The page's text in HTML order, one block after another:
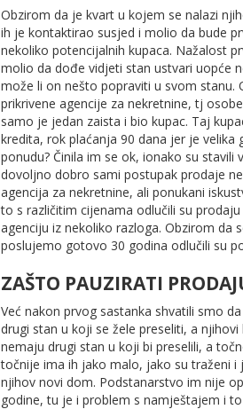
Obzirom da je kvart u kojem se nalazi
ih je kontaktirao susjed i molio da bude
nekoliko potencijalnih kupaca. Nažalost
molio da dođe vidjeti stan ustvari uopće
može li on nešto popraviti u svom stanu.
prikrivene agencije za nekretnine, tj
samo je jedan zaista i bio kupac. Taj
kredita, rok plaćanja 90 dana jer je velika
ponudu? Činila im se ok, ionako su
dovoljno dobro sami postupak prodaje
agencija za nekretnine, ali ponukani
to s različitim cijenama odlučili su
agenciju iz nekoliko razloga. Obzirom da
poslujemo gotovo 30 godina odlučili su
ZAŠTO PAUZIRATI
Već nakon prvog sastanka shvatili smo
drugi stan u koji se žele preseliti, a
nemaju drugi stan u koji bi preselili, a
točnije ima ih jako malo, jako su traženi
njihov novi dom. Podstanarstvo im nije
godine, tu je i problem s namještajem i